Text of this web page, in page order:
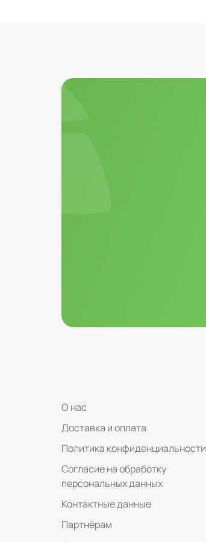
О нас
Доставка и оплата
Политика конфиденциальности
Согласие на обработку
персональных данных
Контактные данные
Партнёрам